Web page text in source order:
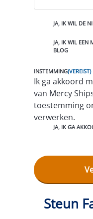
D
I
N
G
E
N
JA, IK WIL DE
JA, IK WIL EEN
BLOG
INSTEMMING(VEREIST)
Ik ga akkoord
van Mercy
toestemming
verwerken.
JA, IK GA
Steun